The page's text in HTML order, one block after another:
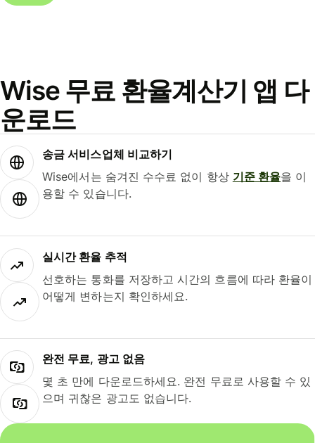
Wise 무료 환율계산기 앱 다
운로드
송금 서비스업체 비교하기
Wise에서는 숨겨진 수수료 없이 항상 기준 환율을 이
용할 수 있습니다.
실시간 환율 추적
선호하는 통화를 저장하고 시간의 흐름에 따라 환율이
어떻게 변하는지 확인하세요.
완전 무료, 광고 없음
몇 초 만에 다운로드하세요. 완전 무료로 사용할 수 있
으며 귀찮은 광고도 없습니다.